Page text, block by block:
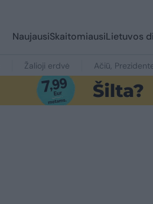
NaujausiSkaitomiausiLietuvos
Žalioji erdvė Ačiū,